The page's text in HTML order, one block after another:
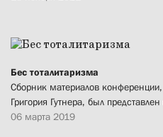
Бес тоталитаризма
Сборник материалов
Григория Гутнера, был
06 марта 2019